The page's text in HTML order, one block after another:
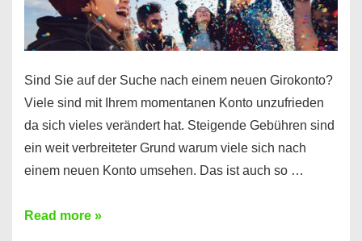
Sind Sie auf der Suche nach einem neuen Girokonto?
Viele sind mit Ihrem momentanen Konto unzufrieden
da sich vieles verändert hat. Steigende Gebühren sind
ein weit verbreiteter Grund warum viele sich nach
einem neuen Konto umsehen. Das ist auch so …
Konto
Read more »